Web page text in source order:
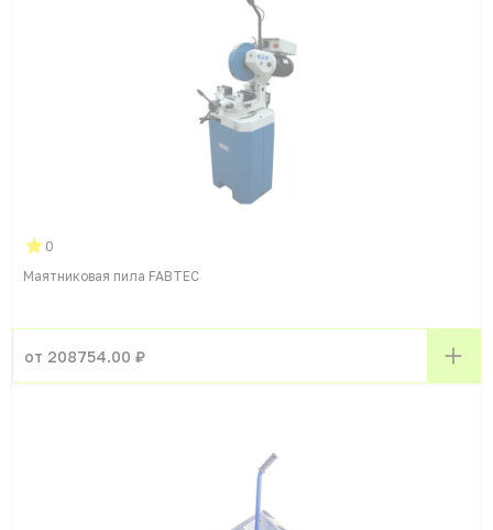
0
Маятниковая пила FABTEC
от 208754.00 ₽